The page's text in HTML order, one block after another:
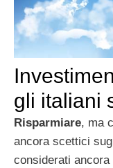
gli italiani
Risparmiare, ma
ancora scettici
considerati